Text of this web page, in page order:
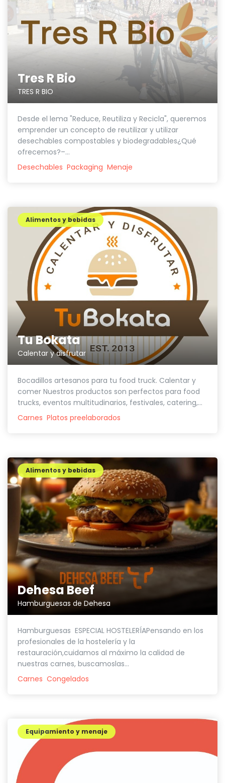
Tres R Bio
TRES R BIO
Desde el lema "Reduce, Reutiliza y Recicla", queremos
emprender un concepto de reutilizar y utilizar
desechables compostables y biodegradables¿Qué
ofrecemos?–...
Desechables Packaging Menaje
Tu Bokata
Calentar y disfrutar
Alimentos y bebidas
Bocadillos artesanos para tu food truck. Calentar y
comer Nuestros productos son perfectos para food
trucks, eventos multitudinarios, festivales, catering,...
Carnes Platos preelaborados
Dehesa Beef
Hamburguesas de Dehesa
Alimentos y bebidas
Hamburguesas ESPECIAL HOSTELERÍAPensando en los
profesionales de la hostelería y la
restauración,cuidamos al máximo la calidad de
nuestras carnes, buscamoslas...
Carnes Congelados
Equipamiento y menaje